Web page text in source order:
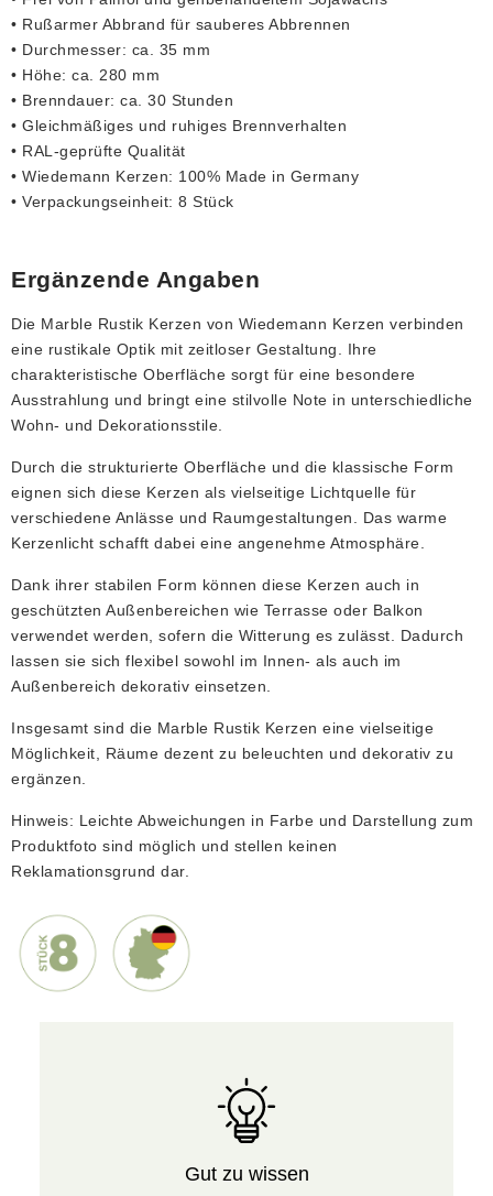
• Rußarmer Abbrand für sauberes Abbrennen
• Durchmesser: ca. 35 mm
• Höhe: ca. 280 mm
• Brenndauer: ca. 30 Stunden
• Gleichmäßiges und ruhiges Brennverhalten
• RAL-geprüfte Qualität
• Wiedemann Kerzen: 100% Made in Germany
• Verpackungseinheit: 8 Stück
Ergänzende Angaben
Die Marble Rustik Kerzen von Wiedemann Kerzen verbinden
eine rustikale Optik mit zeitloser Gestaltung. Ihre
charakteristische Oberfläche sorgt für eine besondere
Ausstrahlung und bringt eine stilvolle Note in unterschiedliche
Wohn- und Dekorationsstile.
Durch die strukturierte Oberfläche und die klassische Form
eignen sich diese Kerzen als vielseitige Lichtquelle für
verschiedene Anlässe und Raumgestaltungen. Das warme
Kerzenlicht schafft dabei eine angenehme Atmosphäre.
Dank ihrer stabilen Form können diese Kerzen auch in
geschützten Außenbereichen wie Terrasse oder Balkon
verwendet werden, sofern die Witterung es zulässt. Dadurch
lassen sie sich flexibel sowohl im Innen- als auch im
Außenbereich dekorativ einsetzen.
Insgesamt sind die Marble Rustik Kerzen eine vielseitige
Möglichkeit, Räume dezent zu beleuchten und dekorativ zu
ergänzen.
Hinweis: Leichte Abweichungen in Farbe und Darstellung zum
Produktfoto sind möglich und stellen keinen
Reklamationsgrund dar.
Gut zu wissen